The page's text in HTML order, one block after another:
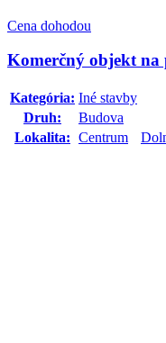
Cena dohodou
Komerčný objekt na
Kategória: Iné stavby
Druh:
Budova
Lokalita: Centrum